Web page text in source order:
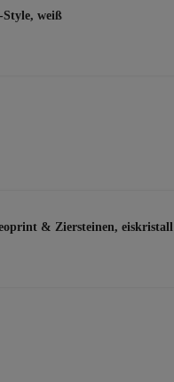
weiß
& Ziersteinen, eiskristall